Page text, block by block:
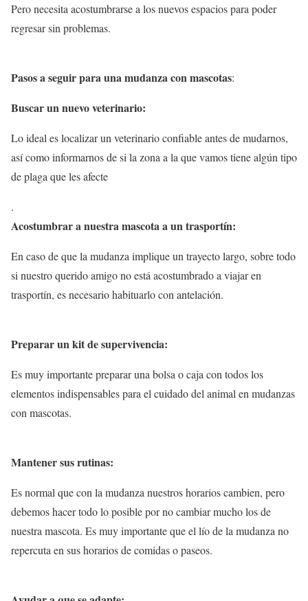
Pero necesita acostumbrarse a los nuevos espacios para poder
regresar sin problemas.
Pasos a seguir para una mudanza con mascotas:
Buscar un nuevo veterinario:
Lo ideal es localizar un veterinario confiable antes de mudarnos,
así como informarnos de si la zona a la que vamos tiene algún tipo
de plaga que les afecte
.
Acostumbrar a nuestra mascota a un trasportín:
En caso de que la mudanza implique un trayecto largo, sobre todo
si nuestro querido amigo no está acostumbrado a viajar en
trasportín, es necesario habituarlo con antelación.
Preparar un kit de supervivencia:
Es muy importante preparar una bolsa o caja con todos los
elementos indispensables para el cuidado del animal en mudanzas
con mascotas.
Mantener sus rutinas:
Es normal que con la mudanza nuestros horarios cambien, pero
debemos hacer todo lo posible por no cambiar mucho los de
nuestra mascota. Es muy importante que el lío de la mudanza no
repercuta en sus horarios de comidas o paseos.